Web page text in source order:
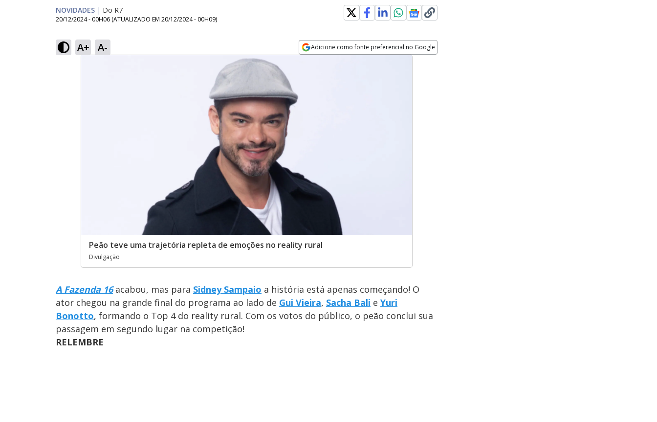
NOVIDADES | Do R7
20/12/2024 - 00H06 (ATUALIZADO EM 20/12/2024 - 00H09)
A+ A- Adicione como fonte preferencial no Google
Peão teve uma trajetória repleta de emoções no reality rural
Divulgação
A Fazenda 16acabou, mas para Sidney Sampaio a história está apenas começando! O
ator chegou na grande final do programa ao lado de Gui Vieira, Sacha Bali e Yuri
Bonotto, formando o Top 4 do reality rural. Com os votos do público, o peão conclui sua
passagem em segundo lugar na competição!
RELEMBRE